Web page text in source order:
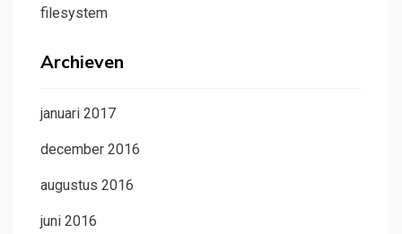
filesystem
Archieven
januari 2017
december 2016
augustus 2016
juni 2016